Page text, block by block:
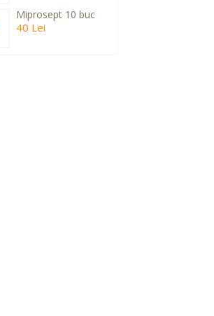
Miprosept 10 buc
40 Lei